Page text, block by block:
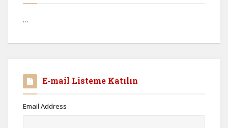
…
E-mail Listeme Katılın
Email Address